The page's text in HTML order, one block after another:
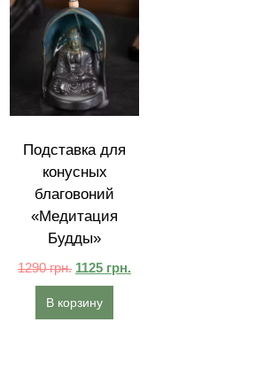
Подставка для
конусных
благовоний
«Медитация
Будды»
1290грн. 1125 грн.
В корзину